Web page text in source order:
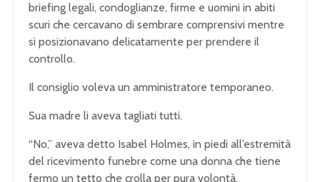
briefing legali, condoglianze, firme e uomini in abiti
scuri che cercavano di sembrare comprensivi mentre
si posizionavano delicatamente per prendere il
controllo.
Il consiglio voleva un amministratore temporaneo.
Sua madre li aveva tagliati tutti.
“No,” aveva detto Isabel Holmes, in piedi all’estremità
del ricevimento funebre come una donna che tiene
fermo un tetto che crolla per pura volontà.